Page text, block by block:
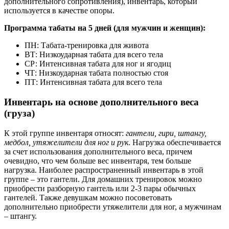
используется в качестве опоры.
Программа табаты на 5 дней (для мужчин и женщин):
ПН: Табата-тренировка для живота
ВТ: Низкоударная табата для всего тела
СР: Интенсивная табата для ног и ягодиц
ЧТ: Низкоударная табата полностью стоя
ПТ: Интенсивная табата для всего тела
Инвентарь на основе дополнительного веса
(груза)
К этой группе инвентаря относят: гантели, гири, штангу,
медбол, утяжелители для ног и рук. Нагрузка обеспечивается
за счет использования дополнительного веса, причем
очевидно, что чем больше вес инвентаря, тем больше
нагрузка. Наиболее распространенный инвентарь в этой
группе – это гантели. Для домашних тренировок можно
приобрести разборную гантель или 2-3 пары обычных
гантелей. Также девушкам можно посоветовать
дополнительно приобрести утяжелители для ног, а мужчинам
– штангу.